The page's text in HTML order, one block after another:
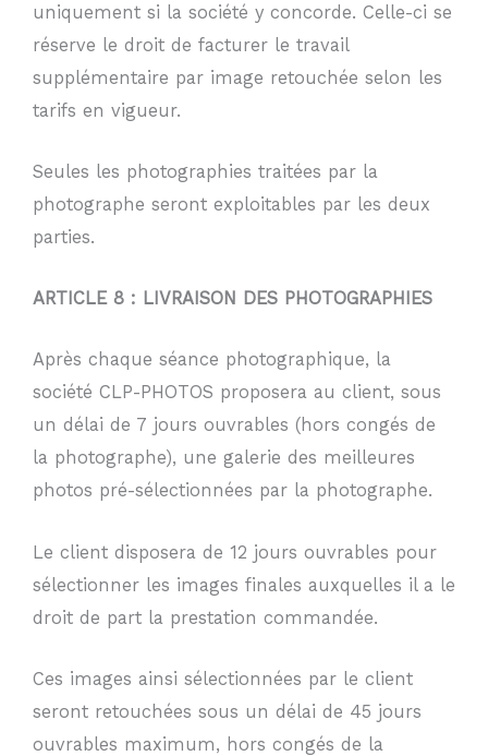
uniquement si la société y concorde. Celle-ci se
réserve le droit de facturer le travail
supplémentaire par image retouchée selon les
tarifs en vigueur.
Seules les photographies traitées par la
photographe seront exploitables par les deux
parties.
ARTICLE 8 : LIVRAISON DES PHOTOGRAPHIES
Après chaque séance photographique, la
société CLP-PHOTOS proposera au client, sous
un délai de 7 jours ouvrables (hors congés de
la photographe), une galerie des meilleures
photos pré-sélectionnées par la photographe.
Le client disposera de 12 jours ouvrables pour
sélectionner les images finales auxquelles il a le
droit de part la prestation commandée.
Ces images ainsi sélectionnées par le client
seront retouchées sous un délai de 45 jours
ouvrables maximum, hors congés de la